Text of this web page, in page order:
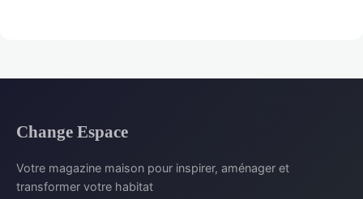
Change Espace
Votre magazine maison pour inspirer, aménager et
transformer votre habitat